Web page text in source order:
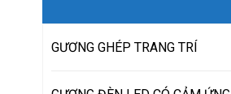
GƯƠNG GHÉP TRANG TRÍ